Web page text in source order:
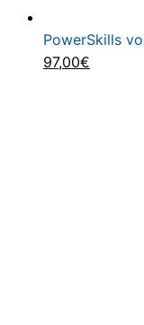
PowerSkills
Ursprünglicher
97,00€